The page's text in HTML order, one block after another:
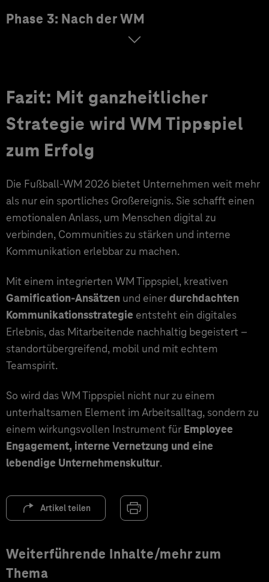
Phase 3: Nach der WM
Fazit: Mit ganzheitlicher
Strategie wird WM Tippspiel
zum Erfolg
Die Fußball-WM 2026 bietet Unternehmen weit mehr
als nur ein sportliches Großereignis. Sie schafft einen
emotionalen Anlass, um Menschen digital zu
verbinden, Communities zu stärken und interne
Kommunikation erlebbar zu machen.
Mit einem integrierten WM Tippspiel, kreativen
Gamification-Ansätzen und einerdurchdachten
Kommunikationsstrategie entsteht ein digitales
Erlebnis, das Mitarbeitende nachhaltig begeistert –
standortübergreifend, mobil und mit echtem
Teamspirit.
So wird das WM Tippspiel nicht nur zu einem
unterhaltsamen Element im Arbeitsalltag, sondern zu
einem wirkungsvollen Instrument für Employee
Engagement, interne Vernetzung und eine
lebendige Unternehmenskultur.
Artikel teilen
Weiterführende Inhalte/mehr zum
Thema